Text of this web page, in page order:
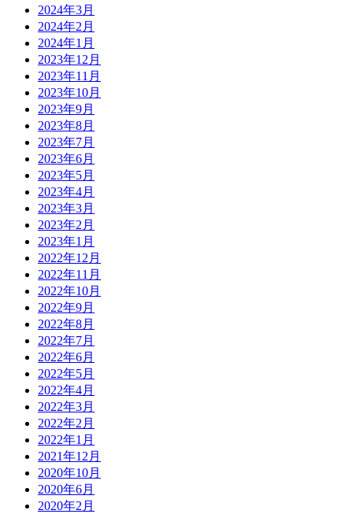
2024年3月
2024年2月
2024年1月
2023年12月
2023年11月
2023年10月
2023年9月
2023年8月
2023年7月
2023年6月
2023年5月
2023年4月
2023年3月
2023年2月
2023年1月
2022年12月
2022年11月
2022年10月
2022年9月
2022年8月
2022年7月
2022年6月
2022年5月
2022年4月
2022年3月
2022年2月
2022年1月
2021年12月
2020年10月
2020年6月
2020年2月